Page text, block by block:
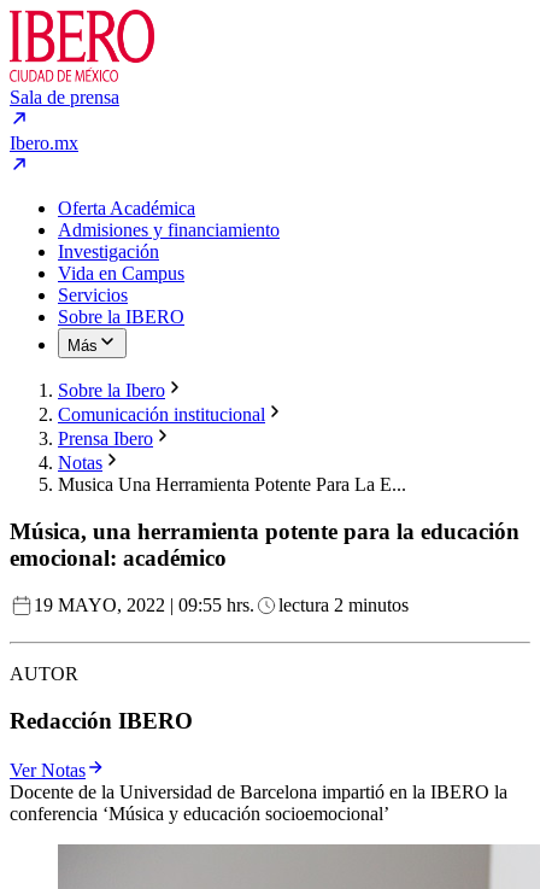
Sala de prensa
Ibero.mx
Oferta Académica
Admisiones y financiamiento
Investigación
Vida en Campus
Servicios
Sobre la IBERO
Más
Sobre la Ibero
Comunicación institucional
Prensa Ibero
Notas
Musica Una Herramienta Potente Para La E...
Música, una herramienta potente para la educación
emocional: académico
19 MAYO, 2022 | 09:55 hrs. lectura 2 minutos
AUTOR
Redacción IBERO
Ver Notas
Docente de la Universidad de Barcelona impartió en la IBERO la
conferencia ‘Música y educación socioemocional’